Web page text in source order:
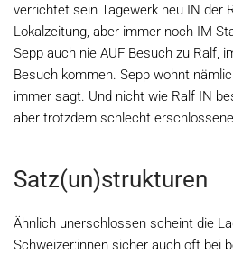
verrichtet sein Tagewerk neu IN der
Lokalzeitung, aber immer noch IM
Sepp auch nie AUF Besuch zu Ralf,
Besuch kommen. Sepp wohnt
immer sagt. Und nicht wie Ralf IN
aber trotzdem schlecht
Satz(un)strukturen
Ähnlich unerschlossen scheint die
Schweizer:innen sicher auch oft bei